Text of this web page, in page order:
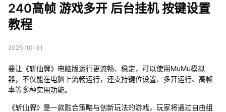
240高帧 游戏多开 后台挂机 按键设置
教程
2025-10-31
要让《斩仙牌》电脑版运行更流畅、稳定，可以使用MuMu模拟
器，不仅能在电脑上流畅运行，还支持键位设置、多开运行、高帧
率等多种实用功能。
《斩仙牌》是一款融合策略与创新玩法的游戏，玩家将通过自由组